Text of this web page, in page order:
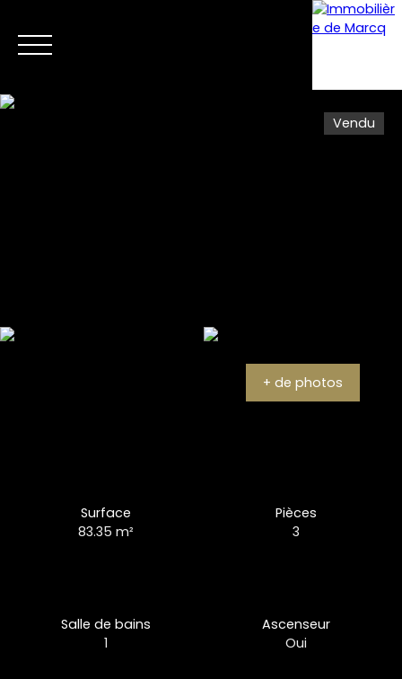
Vendu
+ de photos
Surface
83.35m²
Pièces
3
Salle de bains
1
Ascenseur
Oui